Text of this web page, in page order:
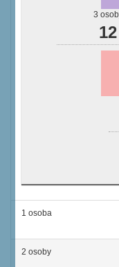
3
12
1 osoba
2 osoby